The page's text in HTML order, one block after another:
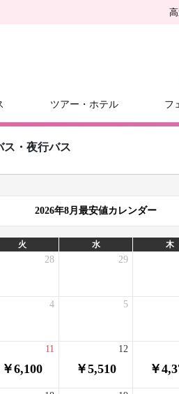
ツアー・ホテル フ
ス・夜行バス
2026年8月最安値カレンダー
火 水 木
28 29
4 5
￥6,100
11
￥5,510
12
￥